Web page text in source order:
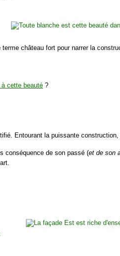
château fort pour narrer la
cette beauté ?
Entourant la puissante
conséquence de son passé (et de son